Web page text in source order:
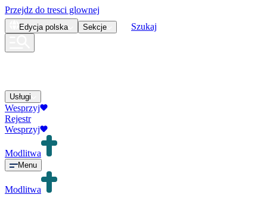
Przejdz do tresci glownej
Edycja polska Sekcje Szukaj
Usługi
Wesprzyj
Rejestr
Wesprzyj
Modlitwa
Menu
Modlitwa